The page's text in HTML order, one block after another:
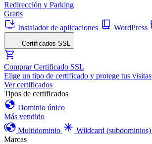
Redirección y Parking
Gratis
Instalador de aplicaciones
WordPress
Certificados SSL
Comprar Certificado SSL
Elige un tipo de certificado y protege tus visitas
Ver certificados
Tipos de certificados
Dominio único
Más vendido
Multidominio
Wildcard (subdominios)
Marcas